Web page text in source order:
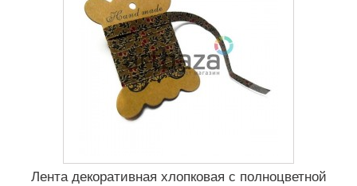
Лента декоративная хлопковая с полноцветной